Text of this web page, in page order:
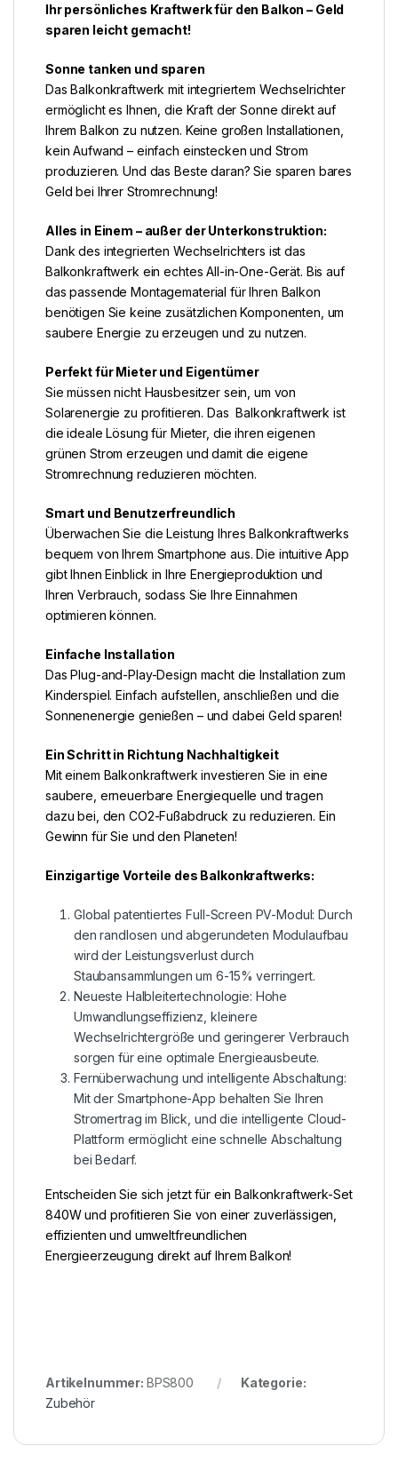
Ihr persönliches Kraftwerk für den Balkon – Geld
sparen leicht gemacht!
Sonne tanken und sparen
Das Balkonkraftwerk mit integriertem Wechselrichter
ermöglicht es Ihnen, die Kraft der Sonne direkt auf
Ihrem Balkon zu nutzen. Keine großen Installationen,
kein Aufwand – einfach einstecken und Strom
produzieren. Und das Beste daran? Sie sparen bares
Geld bei Ihrer Stromrechnung!
Alles in Einem – außer der Unterkonstruktion:
Dank des integrierten Wechselrichters ist das
Balkonkraftwerk ein echtes All-in-One-Gerät. Bis auf
das passende Montagematerial für Ihren Balkon
benötigen Sie keine zusätzlichen Komponenten, um
saubere Energie zu erzeugen und zu nutzen.
Perfekt für Mieter und Eigentümer
Sie müssen nicht Hausbesitzer sein, um von
Solarenergie zu profitieren. Das Balkonkraftwerk ist
die ideale Lösung für Mieter, die ihren eigenen
grünen Strom erzeugen und damit die eigene
Stromrechnung reduzieren möchten.
Smart und Benutzerfreundlich
Überwachen Sie die Leistung Ihres Balkonkraftwerks
bequem von Ihrem Smartphone aus. Die intuitive App
gibt Ihnen Einblick in Ihre Energieproduktion und
Ihren Verbrauch, sodass Sie Ihre Einnahmen
optimieren können.
Einfache Installation
Das Plug-and-Play-Design macht die Installation zum
Kinderspiel. Einfach aufstellen, anschließen und die
Sonnenenergie genießen – und dabei Geld sparen!
Ein Schritt in Richtung Nachhaltigkeit
Mit einem Balkonkraftwerk investieren Sie in eine
saubere, erneuerbare Energiequelle und tragen
dazu bei, den CO2-Fußabdruck zu reduzieren. Ein
Gewinn für Sie und den Planeten!
Einzigartige Vorteile des Balkonkraftwerks:
Global patentiertes Full-Screen PV-Modul: Durch
den randlosen und abgerundeten Modulaufbau
wird der Leistungsverlust durch
Staubansammlungen um 6-15% verringert.
Neueste Halbleitertechnologie: Hohe
Umwandlungseffizienz, kleinere
Wechselrichtergröße und geringerer Verbrauch
sorgen für eine optimale Energieausbeute.
Fernüberwachung und intelligente Abschaltung:
Mit der Smartphone-App behalten Sie Ihren
Stromertrag im Blick, und die intelligente Cloud-
Plattform ermöglicht eine schnelle Abschaltung
bei Bedarf.
Entscheiden Sie sich jetzt für ein Balkonkraftwerk-Set
840W und profitieren Sie von einer zuverlässigen,
effizienten und umweltfreundlichen
Energieerzeugung direkt auf Ihrem Balkon!
Artikelnummer: BPS800
Kategorie:
Zubehör